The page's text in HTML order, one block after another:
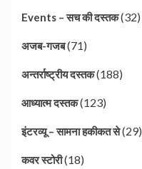
Events – सच की दस्तक(32)
अजब-गजब(71)
अन्तर्राष्ट्रीय दस्तक(188)
आध्यात्म दस्तक(123)
इंटरव्यू – सामना हकीकत से(29)
कवर स्टोरी(18)